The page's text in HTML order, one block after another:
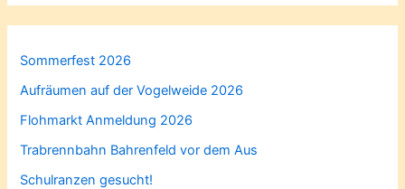
Sommerfest 2026
Aufräumen auf der Vogelweide 2026
Flohmarkt Anmeldung 2026
Trabrennbahn Bahrenfeld vor dem Aus
Schulranzen gesucht!